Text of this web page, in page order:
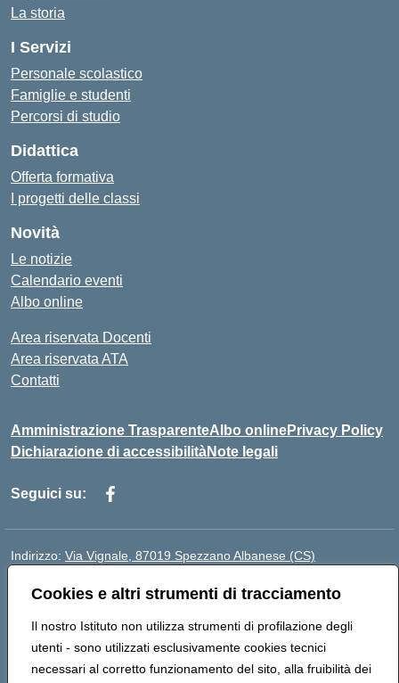
Cookies e altri strumenti di tracciamento
Il nostro Istituto non utilizza strumenti di profilazione degli
utenti - sono utilizzati esclusivamente cookies tecnici
necessari al corretto funzionamento del sito, alla fruibilità dei
La storia
I Servizi
Personale scolastico
Famiglie e studenti
Percorsi di studio
Didattica
Offerta formativa
I progetti delle classi
Novità
Le notizie
Calendario eventi
Albo online
Area riservata Docenti
Area riservata ATA
Contatti
Amministrazione TrasparenteAlbo onlinePrivacy Policy
Dichiarazione di accessibilitàNote legali
Seguici su:
Indirizzo: Via Vignale, 87019 Spezzano Albanese (CS)
Posta elettronica certificata (PEC):csic878003@pec.istruzione.it
Codice fiscale: 94018300783
Codice meccanografico: CSIC878003
Codice Indice delle Pubbliche Amministrazioni (IPA):